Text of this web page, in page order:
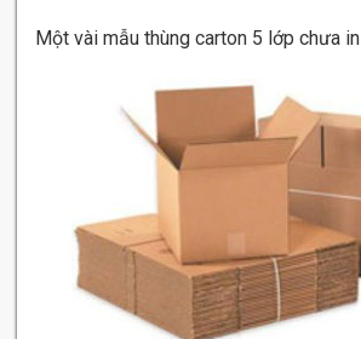
Một vài mẫu thùng carton 5 lớp chưa in